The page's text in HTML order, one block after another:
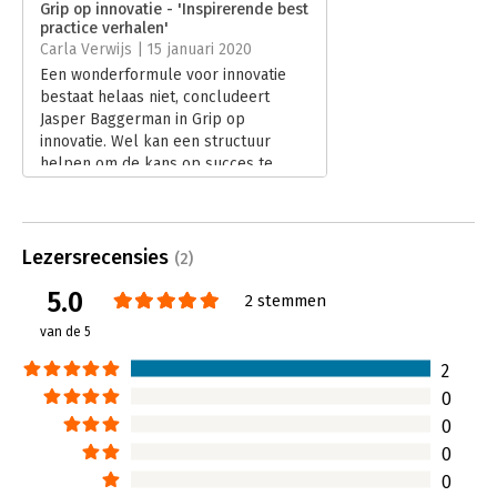
Druk:
1
Verschijningsdatum:
29-11-2019
Hoofdrubriek: Strategisch management
Grip op innovatie - 'Inspirerende best
practice verhalen'
Carla Verwijs | 15 januari 2020
Een wonderformule voor innovatie
bestaat helaas niet, concludeert
Jasper Baggerman in Grip op
innovatie. Wel kan een structuur
helpen om de kans op succes te
Lezersrecensies (2)
5.0
van de 5
2 stemmen
2
0
0
0
0